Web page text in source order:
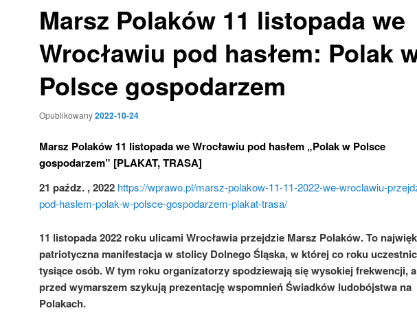
Marsz Polaków 11 listopada we
Wrocławiu pod hasłem: Polak
Polsce gospodarzem
Opublikowany2022-10-24
Marsz Polaków 11 listopada we Wrocławiu pod hasłem „Polak w Polsce
gospodarzem” [PLAKAT, TRASA]
21 paźdz., 2022 https://wprawo.pl/marsz-polakow-11-11-2022-we-wroclawiu-
pod-haslem-polak-w-polsce-gospodarzem-plakat-trasa/
11 listopada 2022 roku ulicami Wrocławia przejdzie Marsz Polaków. To
patriotyczna manifestacja w stolicy Dolnego Śląska, w której co roku
tysiące osób. W tym roku organizatorzy spodziewają się wysokiej frekwencji, a
przed wymarszem szykują prezentację wspomnień Świadków ludobójstwa na
Polakach.